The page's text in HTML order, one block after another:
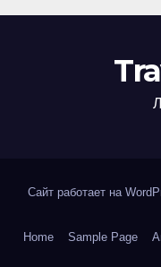
Сайт работает на
Home Sample Page